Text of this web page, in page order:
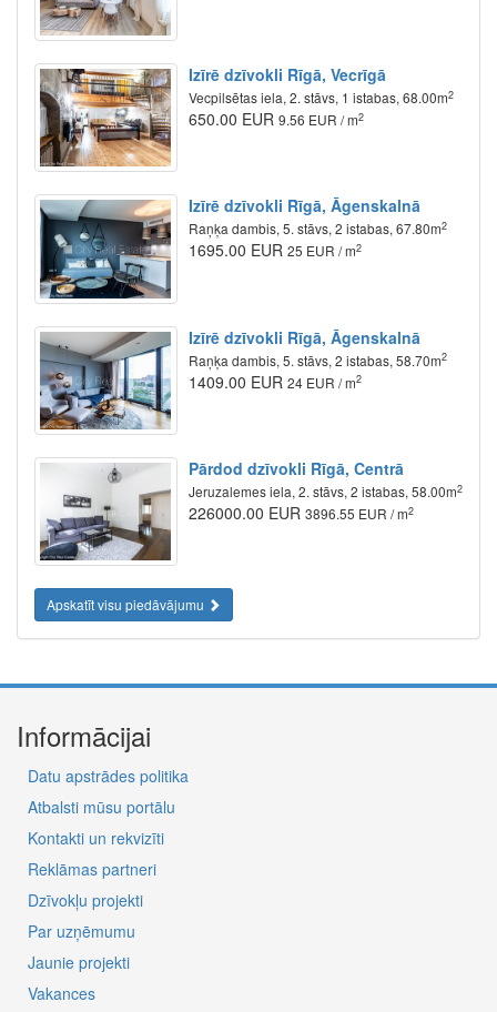
Izīrē dzīvokli Rīgā, Vecrīgā
Vecpilsētas iela, 2. stāvs, 1 istabas, 68.00m2
650.00 EUR 9.56 EUR / m2
Izīrē dzīvokli Rīgā, Āgenskalnā
Raņķa dambis, 5. stāvs, 2 istabas, 67.80m2
1695.00 EUR 25 EUR / m2
Izīrē dzīvokli Rīgā, Āgenskalnā
Raņķa dambis, 5. stāvs, 2 istabas, 58.70m2
1409.00 EUR 24 EUR / m2
Pārdod dzīvokli Rīgā, Centrā
Jeruzalemes iela, 2. stāvs, 2 istabas, 58.00m2
226000.00 EUR 3896.55 EUR / m2
Apskatīt visu piedāvājumu
Informācijai
Datu apstrādes politika
Atbalsti mūsu portālu
Kontakti un rekvizīti
Reklāmas partneri
Dzīvokļu projekti
Par uzņēmumu
Jaunie projekti
Vakances